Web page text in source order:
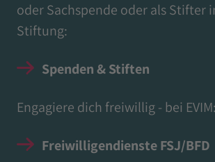
oder Sachspende oder als Stifter
Stiftung:
Spenden & Stiften
Engagiere dich freiwillig - bei EVIM:
Freiwilligendienste FSJ/BFD